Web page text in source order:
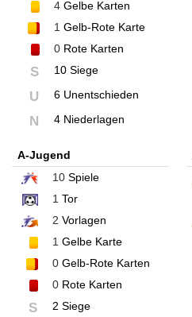
4 Gelbe Karten
1 Gelb-Rote Karte
0 Rote Karten
S 10 Siege
U 6 Unentschieden
N 4 Niederlagen
A-Jugend
10 Spiele
1 Tor
2 Vorlagen
1 Gelbe Karte
0 Gelb-Rote Karten
0 Rote Karten
S 2 Siege